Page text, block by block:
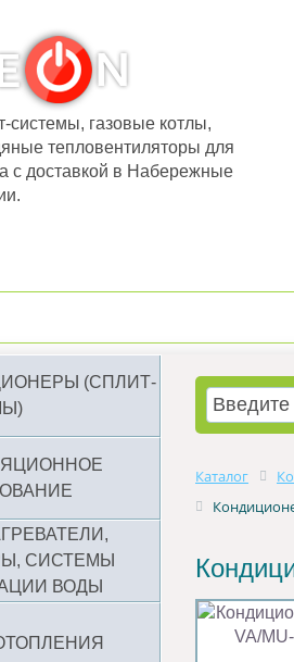
системы, газовые котлы,
тепловентиляторы для
с доставкой в Набережные
(СПЛИТ-
СИСТЕМЫ
ВОДЫ
Каталог